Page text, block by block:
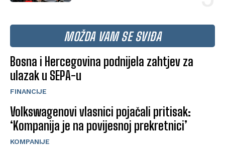
MOŽDA VAM SE SVIĐA
Bosna i Hercegovina podnijela zahtjev za
ulazak u SEPA-u
FINANCIJE
Volkswagenovi vlasnici pojačali pritisak:
‘Kompanija je na povijesnoj prekretnici’
KOMPANIJE